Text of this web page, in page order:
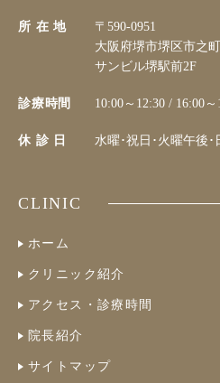
所 在 地
〒590-0951
大阪府堺市堺区市之
サンビル堺駅前2F
診療時間 10:00～12:30 / 16:00～
休 診 日 水曜･祝日･火曜午後･
CLINIC
ホーム
クリニック紹介
アクセス・診療時間
院長紹介
サイトマップ